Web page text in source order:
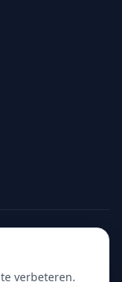
verbeteren.